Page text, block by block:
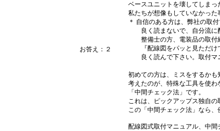
お答え：２
ベースユニットを壊してしまっ
私たちが想像もしていなかっ
＊ 自信のある方は、弊社の取
良く読まないで、自分流に
整備士の方、電装品の取付
『配線図をパッと見ただけ
良く読んで下さい。取付マ
初めての方は、ミスをするか
考えたのが、特殊な工具を使
「中間チェック法」です。
これは、ピックアップス独自の
この「中間チェック法」なら
配線図式取付マニュアル、中